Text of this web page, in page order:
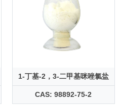
1-丁基-2，3-二甲基咪唑氯盐
CAS: 98892-75-2